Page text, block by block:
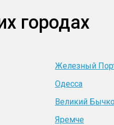
городах
Железный
Одесса
Великий
Яремче